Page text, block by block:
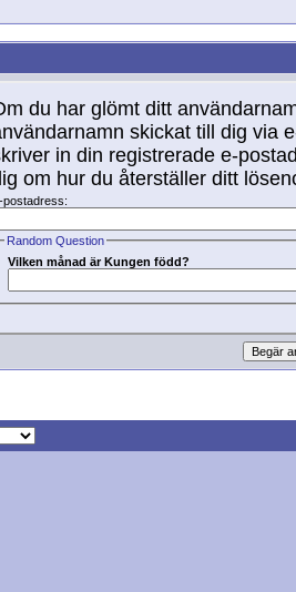
du har glömt ditt
skickat till dig via
in din registrerade e-
om hur du återställer ditt
postadress:
Random Question
Vilken månad är Kungen född?